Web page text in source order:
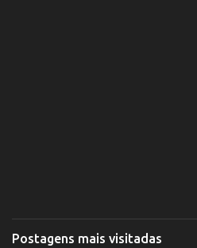
Postagens mais visitadas